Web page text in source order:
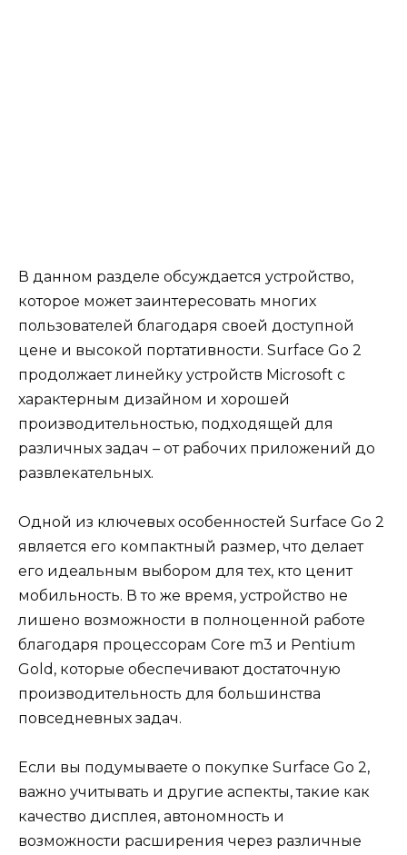
В данном разделе обсуждается устройство,
которое может заинтересовать многих
пользователей благодаря своей доступной
цене и высокой портативности. Surface Go 2
продолжает линейку устройств Microsoft с
характерным дизайном и хорошей
производительностью, подходящей для
различных задач – от рабочих приложений до
развлекательных.
Одной из ключевых особенностей Surface Go 2
является его компактный размер, что делает
его идеальным выбором для тех, кто ценит
мобильность. В то же время, устройство не
лишено возможности в полноценной работе
благодаря процессорам Core m3 и Pentium
Gold, которые обеспечивают достаточную
производительность для большинства
повседневных задач.
Если вы подумываете о покупке Surface Go 2,
важно учитывать и другие аспекты, такие как
качество дисплея, автономность и
возможности расширения через различные